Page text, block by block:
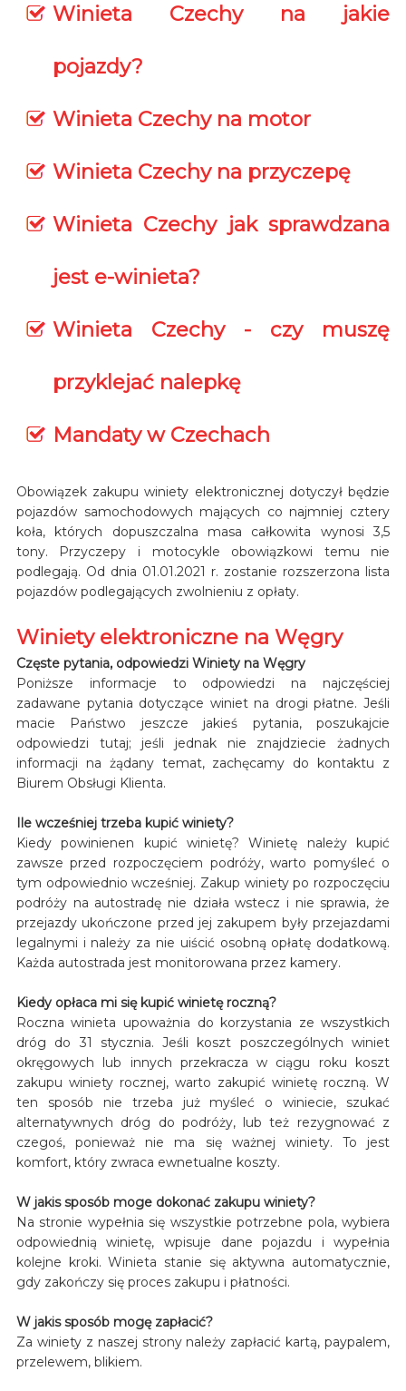
Winieta Czechy na jakie
pojazdy?
Winieta Czechy na motor
Winieta Czechy na przyczepę
Winieta Czechy jak sprawdzana
jest e-winieta?
Winieta Czechy - czy muszę
przyklejać nalepkę
Mandaty w Czechach
Obowiązek zakupu winiety elektronicznej dotyczył będzie
pojazdów samochodowych mających co najmniej cztery
koła, których dopuszczalna masa całkowita wynosi 3,5
tony. Przyczepy i motocykle obowiązkowi temu nie
podlegają. Od dnia 01.01.2021 r. zostanie rozszerzona lista
pojazdów podlegających zwolnieniu z opłaty.
Winiety elektroniczne na Węgry
Częste pytania, odpowiedzi Winiety na Węgry
Poniższe informacje to odpowiedzi na najczęściej
zadawane pytania dotyczące winiet na drogi płatne. Jeśli
macie Państwo jeszcze jakieś pytania, poszukajcie
odpowiedzi tutaj; jeśli jednak nie znajdziecie żadnych
informacji na żądany temat, zachęcamy do kontaktu z
Biurem Obsługi Klienta.
Ile wcześniej trzeba kupić winiety?
Kiedy powinienen kupić winietę? Winietę należy kupić
zawsze przed rozpoczęciem podróży, warto pomyśleć o
tym odpowiednio wcześniej. Zakup winiety po rozpoczęciu
podróży na autostradę nie działa wstecz i nie sprawia, że
przejazdy ukończone przed jej zakupem były przejazdami
legalnymi i należy za nie uiścić osobną opłatę dodatkową.
Każda autostrada jest monitorowana przez kamery.
Kiedy opłaca mi się kupić winietę roczną?
Roczna winieta upoważnia do korzystania ze wszystkich
dróg do 31 stycznia. Jeśli koszt poszczególnych winiet
okręgowych lub innych przekracza w ciągu roku koszt
zakupu winiety rocznej, warto zakupić winietę roczną. W
ten sposób nie trzeba już myśleć o winiecie, szukać
alternatywnych dróg do podróży, lub też rezygnować z
czegoś, ponieważ nie ma się ważnej winiety. To jest
komfort, który zwraca ewnetualne koszty.
W jakis sposób moge dokonać zakupu winiety?
Na stronie wypełnia się wszystkie potrzebne pola, wybiera
odpowiednią winietę, wpisuje dane pojazdu i wypełnia
kolejne kroki. Winieta stanie się aktywna automatycznie,
gdy zakończy się proces zakupu i płatności.
W jakis sposób mogę zapłacić?
Za winiety z naszej strony należy zapłacić kartą, paypalem,
przelewem, blikiem.